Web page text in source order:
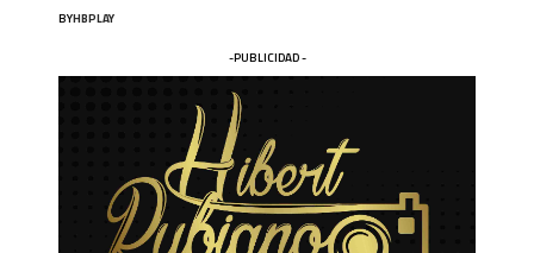
BYHBPLAY
-PUBLICIDAD -